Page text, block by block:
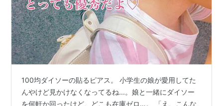
100均ダイソーの貼るピアス。 小学生の娘が愛用してた
んやけど見かけなくなってるね...。娘と一緒にダイソー
を何軒か回ったけど、どこも在庫ゼロ…。 「え、こんな